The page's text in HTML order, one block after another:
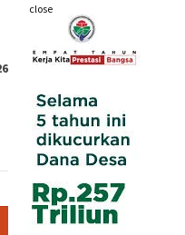
close
Diklat Paskibraka di Aula